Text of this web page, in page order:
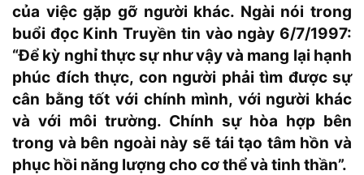
của việc gặp gỡ người khác. Ngài nói trong
buổi đọc Kinh Truyền tin vào ngày 6/7/1997:
“Để kỳ nghỉ thực sự như vậy và mang lại hạnh
phúc đích thực, con người phải tìm được sự
cân bằng tốt với chính mình, với người khác
và với môi trường. Chính sự hòa hợp bên
trong và bên ngoài này sẽ tái tạo tâm hồn và
phục hồi năng lượng cho cơ thể và tinh thần”.